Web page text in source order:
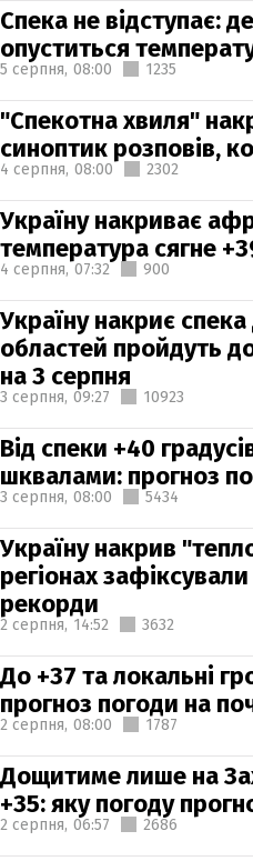
Спека не відступає:
опуститься
5 серпня, 08:00 1235
"Спекотна хвиля"
синоптик розповів,
4 серпня, 08:00 2302
Україну накриває
температура сягне
4 серпня, 07:32 900
Україну накриє
областей пройдуть
на 3 серпня
3 серпня, 09:27 10923
Від спеки +40
шквалами: прогноз
3 серпня, 08:00 5434
Україну накрив
регіонах
рекорди
2 серпня, 14:52 3632
До +37 та локальні
прогноз погоди на
2 серпня, 08:00 1787
Дощитиме лише на
+35: яку погоду
2 серпня, 06:57 2686